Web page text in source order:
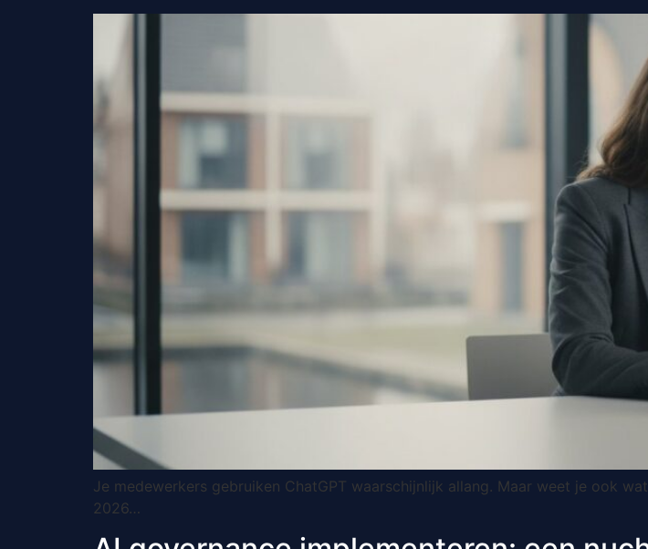
Je medewerkers gebruiken ChatGPT waarschijnlijk allang. Maar weet je ook
2026…